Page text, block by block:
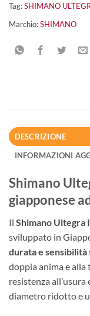
Tag:SHIMANO
Marchio:SHIMANO
DESCRIZIONE
INFORMAZIONI
Shimano
giapponese
Il Shimano Ultegra
sviluppato in
durata e sensibilità
doppia anima e alla
resistenza
diametro ridotto e